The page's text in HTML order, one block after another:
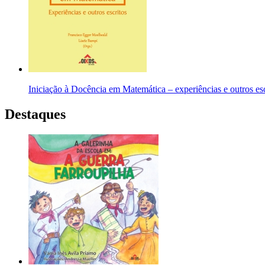
Iniciação à Docência em Matemática – experiências e outros
Destaques